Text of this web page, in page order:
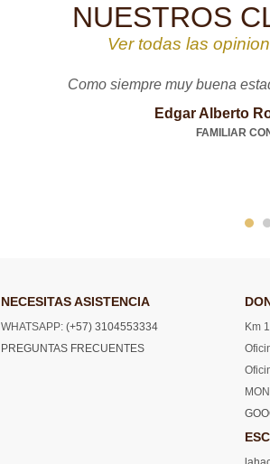
NUESTROS
Ver todas las
Como siempre muy buena
Edgar Alberto
FAMILIAR
NECESITAS ASISTENCIA
WHATSAPP: (+57) 3104553334
PREGUNTAS FRECUENTES
Km